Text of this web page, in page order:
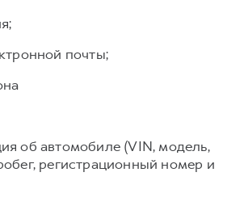
почты;
об автомобиле (VIN, модель,
регистрационный номер и